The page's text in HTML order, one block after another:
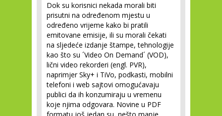
Dok su korisnici nekada morali biti
prisutni na određenom mjestu u
određeno vrijeme kako bi pratili
emitovane emisije, ili su morali čekati
na sljedeće izdanje štampe, tehnologije
kao što su ´Video On Demand´ (VOD),
lični video rekorderi (engl. PVR),
naprimjer Sky+ i TiVo, podkasti, mobilni
telefoni i web sajtovi omogućavaju
publici da ih konzumiraju u vremenu
koje njima odgovara. Novine u PDF